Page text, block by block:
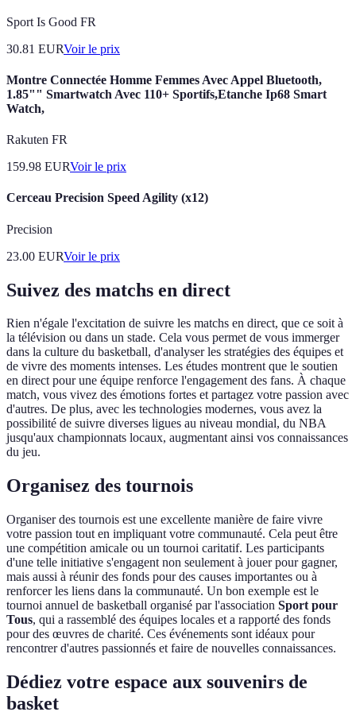
Sport Is Good FR
30.81 EURVoir le prix
Montre Connectée Homme Femmes Avec Appel Bluetooth,
1.85"" Smartwatch Avec 110+ Sportifs,Etanche Ip68 Smart
Watch,
Rakuten FR
159.98 EURVoir le prix
Cerceau Precision Speed Agility (x12)
Precision
23.00 EURVoir le prix
Suivez des matchs en direct
Rien n'égale l'excitation de suivre les matchs en direct, que ce soit à
la télévision ou dans un stade. Cela vous permet de vous immerger
dans la culture du basketball, d'analyser les stratégies des équipes et
de vivre des moments intenses. Les études montrent que le soutien
en direct pour une équipe renforce l'engagement des fans. À chaque
match, vous vivez des émotions fortes et partagez votre passion avec
d'autres. De plus, avec les technologies modernes, vous avez la
possibilité de suivre diverses ligues au niveau mondial, du NBA
jusqu'aux championnats locaux, augmentant ainsi vos connaissances
du jeu.
Organisez des tournois
Organiser des tournois est une excellente manière de faire vivre
votre passion tout en impliquant votre communauté. Cela peut être
une compétition amicale ou un tournoi caritatif. Les participants
d'une telle initiative s'engagent non seulement à jouer pour gagner,
mais aussi à réunir des fonds pour des causes importantes ou à
renforcer les liens dans la communauté. Un bon exemple est le
tournoi annuel de basketball organisé par l'association Sport pour
Tous, qui a rassemblé des équipes locales et a rapporté des fonds
pour des œuvres de charité. Ces événements sont idéaux pour
rencontrer d'autres passionnés et faire de nouvelles connaissances.
Dédiez votre espace aux souvenirs de
basket